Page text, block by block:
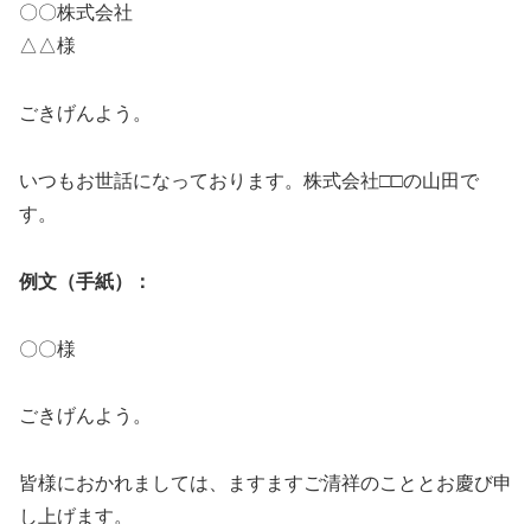
〇〇株式会社
△△様
ごきげんよう。
いつもお世話になっております。株式会社□□の山田で
す。
例文（手紙）：
〇〇様
ごきげんよう。
皆様におかれましては、ますますご清祥のこととお慶び申
し上げます。